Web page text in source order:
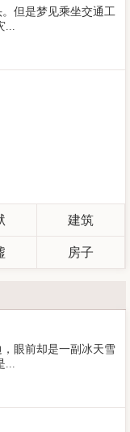
但是梦见乘坐交通工
...
建筑
房子
眼前却是一副冰天雪
...